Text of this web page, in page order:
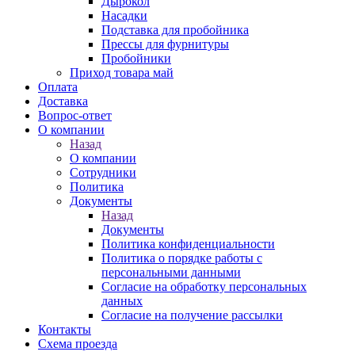
Насадки
Подставка для пробойника
Прессы для фурнитуры
Пробойники
Приход товара май
Оплата
Доставка
Вопрос-ответ
О компании
Назад
О компании
Сотрудники
Политика
Документы
Назад
Документы
Политика конфиденциальности
Политика о порядке работы с
персональными данными
Согласие на обработку персональных
данных
Согласие на получение рассылки
Контакты
Схема проезда